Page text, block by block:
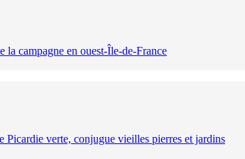
la campagne en ouest-Île-de-France
Picardie verte, conjugue vieilles pierres et jardins